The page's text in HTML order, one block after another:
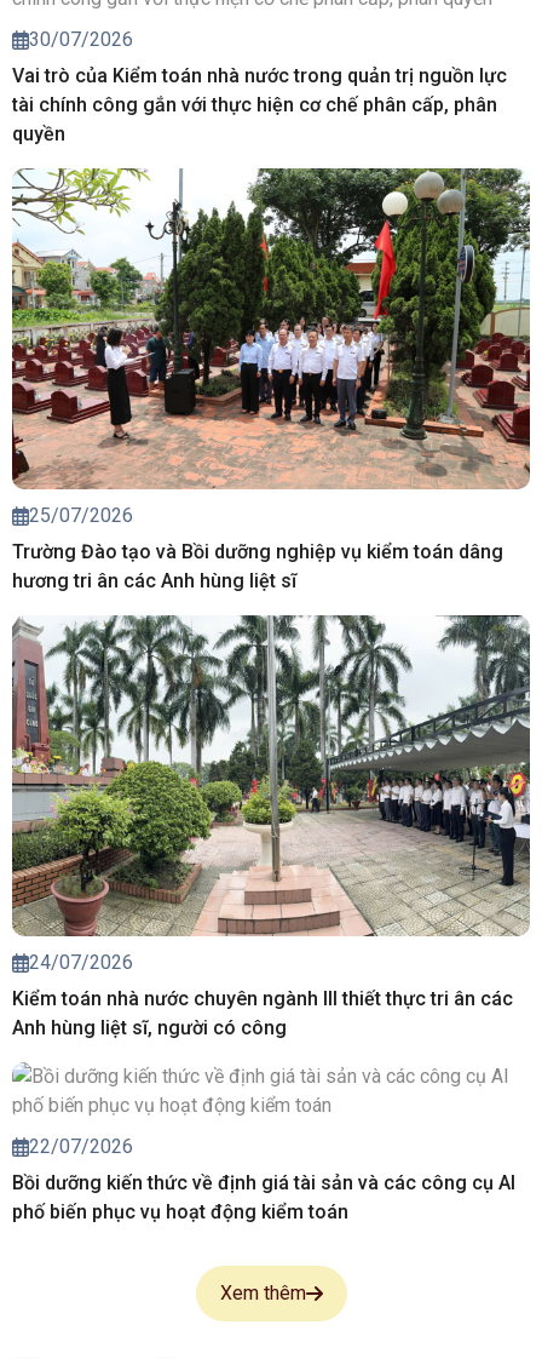
30/07/2026
Vai trò của Kiểm toán nhà nước trong quản trị nguồn lực
tài chính công gắn với thực hiện cơ chế phân cấp, phân
quyền
25/07/2026
Trường Đào tạo và Bồi dưỡng nghiệp vụ kiểm toán dâng
hương tri ân các Anh hùng liệt sĩ
24/07/2026
Kiểm toán nhà nước chuyên ngành III thiết thực tri ân các
Anh hùng liệt sĩ, người có công
22/07/2026
Bồi dưỡng kiến thức về định giá tài sản và các công cụ AI
phố biến phục vụ hoạt động kiểm toán
Xem thêm